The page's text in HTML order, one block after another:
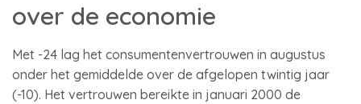
over de economie
Met -24 lag het consumentenvertrouwen in augustus
onder het gemiddelde over de afgelopen twintig jaar
(-10). Het vertrouwen bereikte in januari 2000 de